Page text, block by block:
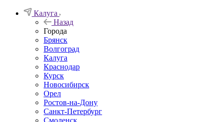
Калуга
Назад
Города
Брянск
Волгоград
Калуга
Краснодар
Курск
Новосибирск
Орел
Ростов-на-Дону
Санкт-Петербург
Смоленск